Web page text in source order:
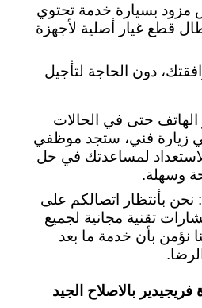
بسيارة خدمة تحتوي
قطع غيار أصلية لأجهزة
دون الحاجة لتأجيل
حتى في الحالات
زيارة فني، ستجد موظفي
لمساعدتك في حل
وسهلة.
نحن بأنتظار اتصالكم على
تقنية مجانية لجميع
نؤمن بأن خدمة ما بعد
بالاصلاح الجيد